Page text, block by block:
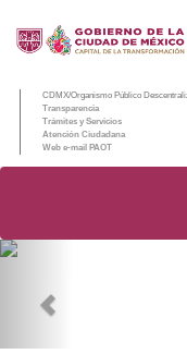
CDMX/Organismo Público
Transparencia
Trámites y Servicios
Atención Ciudadana
Web e-mail PAOT